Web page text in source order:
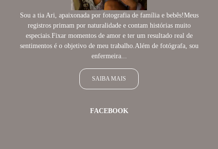
Sou a tia Ari, apaixonada por fotografia de família e bebês!Meus
registros primam por naturalidade e contam histórias muito
especiais.Fixar momentos de amor e ter um resultado real de
sentimentos é o objetivo de meu trabalho.Além de fotógrafa, sou
enfermeira...
SAIBA MAIS
FACEBOOK